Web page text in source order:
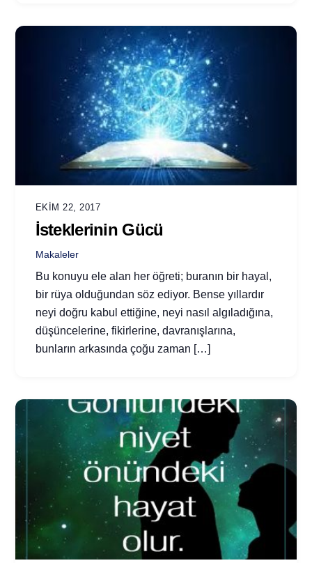
EKIM 22, 2017
İsteklerinin Gücü
Makaleler
Bu konuyu ele alan her öğreti; buranın bir hayal,
bir rüya olduğundan söz ediyor. Bense yıllardır
neyi doğru kabul ettiğine, neyi nasıl algıladığına,
düşüncelerine, fikirlerine, davranışlarına,
bunların arkasında çoğu zaman […]